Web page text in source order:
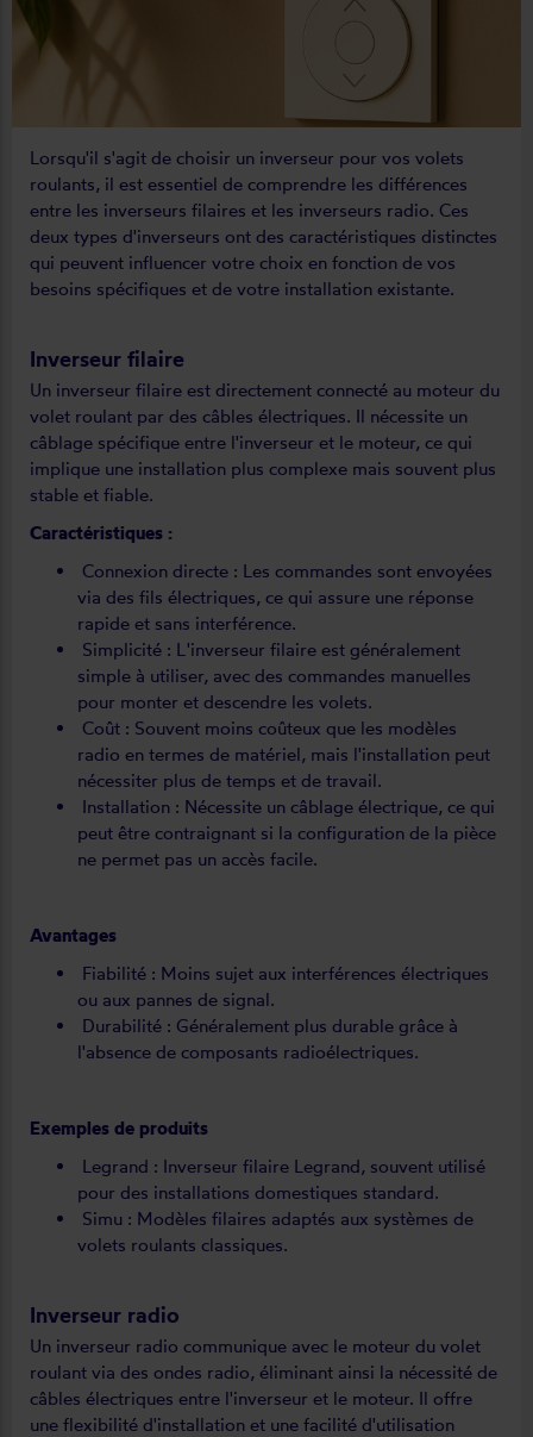
Lorsqu'il s'agit de choisir un inverseur pour vos volets
roulants, il est essentiel de comprendre les différences
entre les inverseurs filaires et les inverseurs radio. Ces
deux types d'inverseurs ont des caractéristiques distinctes
qui peuvent influencer votre choix en fonction de vos
besoins spécifiques et de votre installation existante.
Inverseur filaire
Un inverseur filaire est directement connecté au moteur du
volet roulant par des câbles électriques. Il nécessite un
câblage spécifique entre l'inverseur et le moteur, ce qui
implique une installation plus complexe mais souvent plus
stable et fiable.
Caractéristiques :
Connexion directe : Les commandes sont envoyées
via des fils électriques, ce qui assure une réponse
rapide et sans interférence.
Simplicité : L'inverseur filaire est généralement
simple à utiliser, avec des commandes manuelles
pour monter et descendre les volets.
Coût : Souvent moins coûteux que les modèles
radio en termes de matériel, mais l'installation peut
nécessiter plus de temps et de travail.
Installation : Nécessite un câblage électrique, ce qui
peut être contraignant si la configuration de la pièce
ne permet pas un accès facile.
Avantages
Fiabilité : Moins sujet aux interférences électriques
ou aux pannes de signal.
Durabilité : Généralement plus durable grâce à
l'absence de composants radioélectriques.
Exemples de produits
Legrand : Inverseur filaire Legrand, souvent utilisé
pour des installations domestiques standard.
Simu : Modèles filaires adaptés aux systèmes de
volets roulants classiques.
Inverseur radio
Un inverseur radio communique avec le moteur du volet
roulant via des ondes radio, éliminant ainsi la nécessité de
câbles électriques entre l'inverseur et le moteur. Il offre
une flexibilité d'installation et une facilité d'utilisation